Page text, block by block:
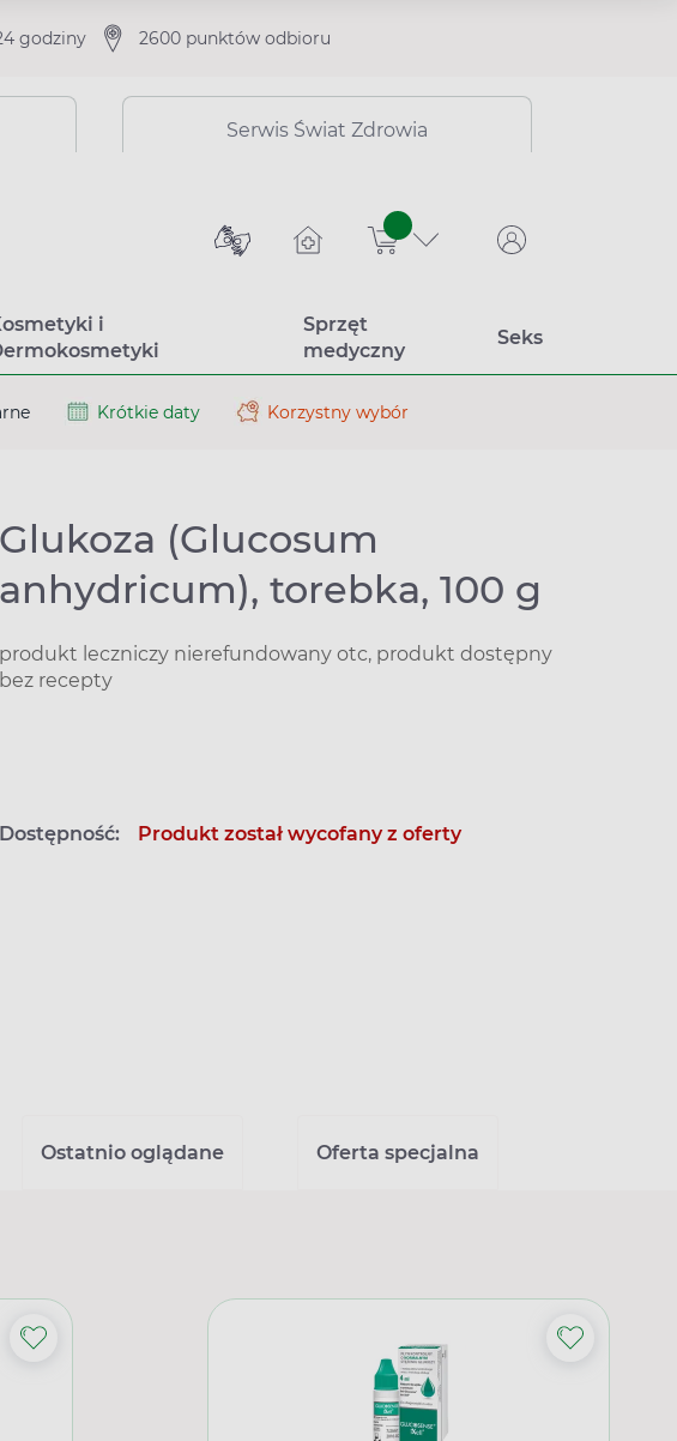
godziny 2600 punktów odbioru
Serwis Świat Zdrowia
sztuk
i
Sprzęt
medyczny
Seks
Krótkie daty Korzystny wybór
Glukoza (Glucosum
anhydricum), torebka, 100 g
produkt leczniczy nierefundowany otc, produkt dostępny
bez recepty
Dostępność: Produkt został wycofany z oferty
Ostatnio oglądane Oferta specjalna